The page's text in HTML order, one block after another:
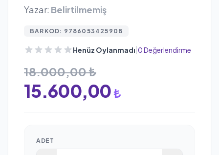
Yazar: Belirtilmemiş
BARKOD: 9786053425908
Henüz Oylanmadı 0 Değerlendirme
18.000,00 ₺
15.600,00 ₺
ADET